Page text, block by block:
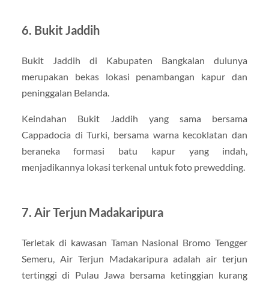
6. Bukit Jaddih
Bukit Jaddih di Kabupaten Bangkalan dulunya
merupakan bekas lokasi penambangan kapur dan
peninggalan Belanda.
Keindahan Bukit Jaddih yang sama bersama
Cappadocia di Turki, bersama warna kecoklatan dan
beraneka formasi batu kapur yang indah,
menjadikannya lokasi terkenal untuk foto prewedding.
7. Air Terjun Madakaripura
Terletak di kawasan Taman Nasional Bromo Tengger
Semeru, Air Terjun Madakaripura adalah air terjun
tertinggi di Pulau Jawa bersama ketinggian kurang